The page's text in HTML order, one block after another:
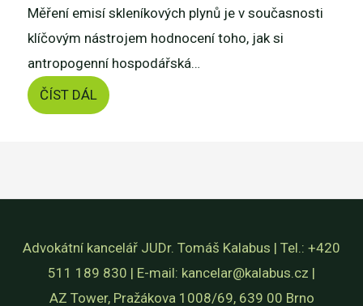
Měření emisí skleníkových plynů je v současnosti
klíčovým nástrojem hodnocení toho, jak si
antropogenní hospodářská…
ČÍST DÁL
Advokátní kancelář JUDr. Tomáš Kalabus | Tel.: +420
511 189 830 | E-mail: kancelar@kalabus.cz |
AZ Tower, Pražákova 1008/69, 639 00 Brno